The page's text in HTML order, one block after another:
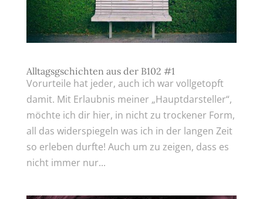
Alltagsgschichten aus der B102 #1
Vorurteile hat jeder, auch ich war vollgetopft
damit. Mit Erlaubnis meiner „Hauptdarsteller“,
möchte ich dir hier, in nicht zu trockener Form,
all das widerspiegeln was ich in der langen Zeit
so erleben durfte! Auch um zu zeigen, dass es
nicht immer nur...